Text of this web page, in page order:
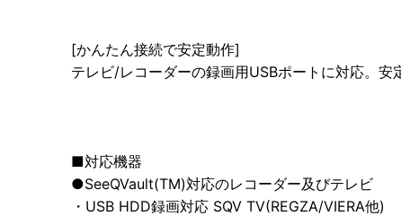
[かんたん接続で安定動作]
テレビ/レコーダーの録画用USBポートに対応。安
■対応機器
●SeeQVault(TM)対応のレコーダー及びテレビ
・USB HDD録画対応 SQV TV(REGZA/VIERA他)